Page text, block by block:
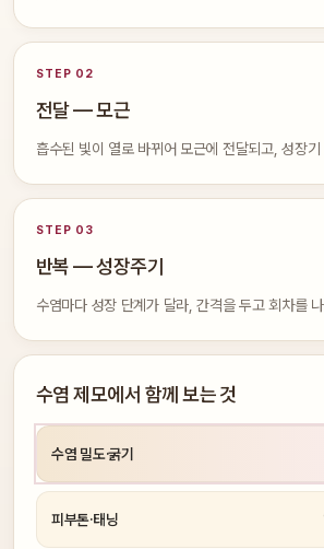
STEP 02
전달 — 모근
흡수된 빛이 열로 바뀌어 모근에 전달되고, 성장
STEP 03
반복 — 성장주기
수염마다 성장 단계가 달라, 간격을 두고 회차를
수염 제모에서 함께 보는 것
수염 밀도·굵기
피부톤·태닝